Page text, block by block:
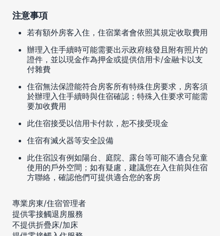
注意事項
若有額外房客入住，住宿業者會依照其規定收取費用
辦理入住手續時可能需要出示政府核發且附有照片的
證件，並以現金作為押金或提供信用卡/金融卡以支
付雜費
住宿無法保證能符合房客所有特殊住房要求，房客須
於辦理入住手續時與住宿確認；特殊入住要求可能需
要加收費用
此住宿接受以信用卡付款，恕不接受現金
住宿有滅火器等安全設備
此住宿設有例如陽台、庭院、露台等可能不適合兒童
使用的戶外空間；如有疑慮，建議您在入住前與住宿
方聯絡，確認他們可提供適合您的客房
專業房東/住宿管理者
提供零接觸退房服務
不提供折疊床/加床